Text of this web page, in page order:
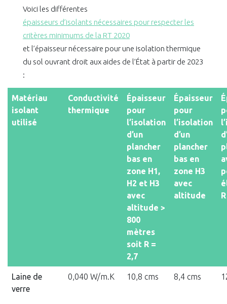
Voici les différentes
épaisseurs d’isolants nécessaires pour respecter les
critères minimums de la RT 2020
et l’épaisseur nécessaire pour une isolation thermique
du sol ouvrant droit aux aides de l’État à partir de 2023
:
Matériau
isolant
utilisé
Conductivité
thermique
Épaisseur
pour
l’isolation
d’un
plancher
bas en
zone H1,
H2 et H3
avec
altitude >
800
mètres
soit R =
2,7
Épaisseur
pour
l’isolation
d’un
plancher
bas en
zone H3
avec
altitude
Laine de
verre
0,040 W/m.K 10,8 cms 8,4 cms